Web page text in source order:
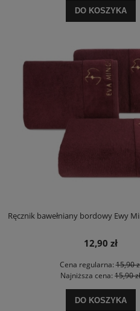
DO KOSZYKA
Ręcznik bawełniany bordowy Ewy
12,90 zł
Cena regularna:15,90
Najniższa cena: 15,90 zł
DO KOSZYKA